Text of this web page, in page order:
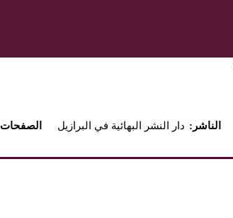
:الصفحات دار النشر البهائية في البرازيل :الناشر